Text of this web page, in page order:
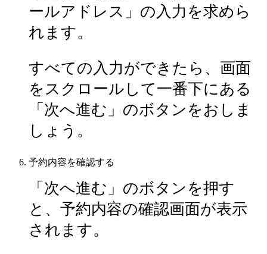
ールアドレス」の入力を求めら
れます。
すべての入力ができたら、画面
をスクロールして一番下にある
「次へ進む」のボタンをおしま
しょう。
予約内容を確認する
「次へ進む」のボタンを押す
と、予約内容の確認画面が表示
されます。